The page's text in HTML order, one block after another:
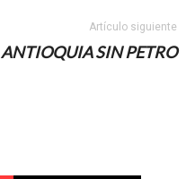
Artículo siguiente
ANTIOQUIA SIN PETRO